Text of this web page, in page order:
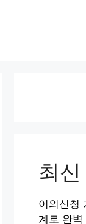
최
이의신청
계로 완벽